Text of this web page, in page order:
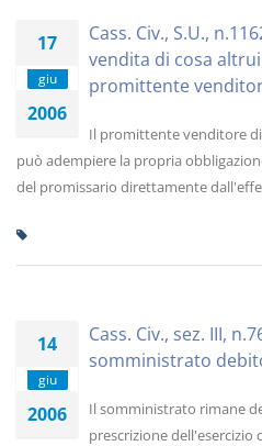
17
giu
2006
Cass. Civ., S.U.,
vendita di cosa
promittente
Il promittente venditore
può adempiere la propria
del promissario direttamente
14
giu
2006
Cass. Civ., sez. III,
somministrato
Il somministrato rimane
prescrizione